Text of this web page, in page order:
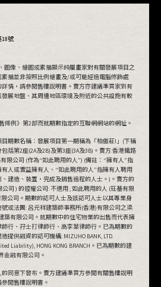
18號
圖像、繪圖或素描顯示純屬畫家對有關發展項目之
描並非按照比例繪畫及/或可能經過電腦修飾處
情，請參閱售樓說明書。賣方亦建議準買家到有
展地盤、其周邊地區環境及附近的公共設施有較
條例》第2部而就期數指定的互聯網網站的網址。
期數名稱：發展項目第一期稱為「柏傲莊I」(下稱
括第2座(2A及2B)及第3座(3A及3B)。賣方:香港鐵路
限公司 (作為“如此聘用的人”) (備註：“擁有人”指
人或實益擁有人、“如此聘用的人”指擁有人聘用
建造、裝置，完成及銷售過程的人士。)。賣方的
司 ) 的控權公司: 不適用 ; 如此聘用的人 (玨基有限
公司。期數的認可人士及該認可人士以其專業身
或法團: 呂元祥建築師事務所(香港)有限公司之梁
築有限公司。就期數中的住宅物業的出售而代表擁
行、孖士打律師行、高李葉律師行。已為期數的
提供融資的認可機構: MIZUHO BANK, LTD.
Liability), HONG KONG BRANCH。已為期數的建
金融有限公司。
同意下發布。賣方建議準買方參閱有關售樓說明
閱售樓說明書。